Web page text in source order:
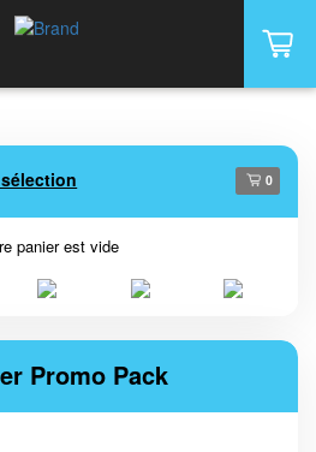
0
panier est vide
Promo Pack